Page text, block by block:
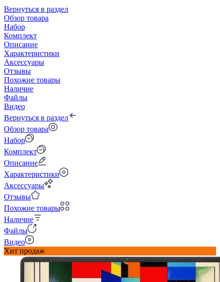
Вернуться в раздел
Обзор товара
Набор
Комплект
Описание
Характеристики
Аксессуары
Отзывы
Похожие товары
Наличие
Файлы
Видео
Вернуться в раздел
Обзор товара
Набор
Комплект
Описание
Характеристики
Аксессуары
Отзывы
Похожие товары
Наличие
Файлы
Видео
Хит продаж